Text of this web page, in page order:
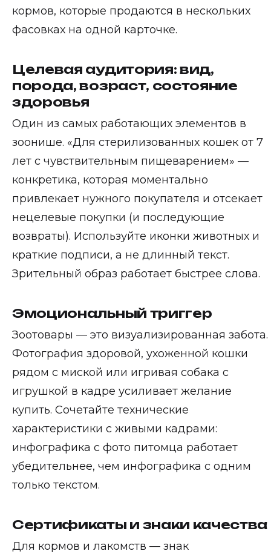
кормов, которые продаются в нескольких
фасовках на одной карточке.
Целевая аудитория: вид,
порода, возраст, состояние
здоровья
Один из самых работающих элементов в
зоонише. «Для стерилизованных кошек от 7
лет с чувствительным пищеварением» —
конкретика, которая моментально
привлекает нужного покупателя и отсекает
нецелевые покупки (и последующие
возвраты). Используйте иконки животных и
краткие подписи, а не длинный текст.
Зрительный образ работает быстрее слова.
Эмоциональный триггер
Зоотовары — это визуализированная забота.
Фотография здоровой, ухоженной кошки
рядом с миской или игривая собака с
игрушкой в кадре усиливает желание
купить. Сочетайте технические
характеристики с живыми кадрами:
инфографика с фото питомца работает
убедительнее, чем инфографика с одним
только текстом.
Сертификаты и знаки качества
Для кормов и лакомств — знак